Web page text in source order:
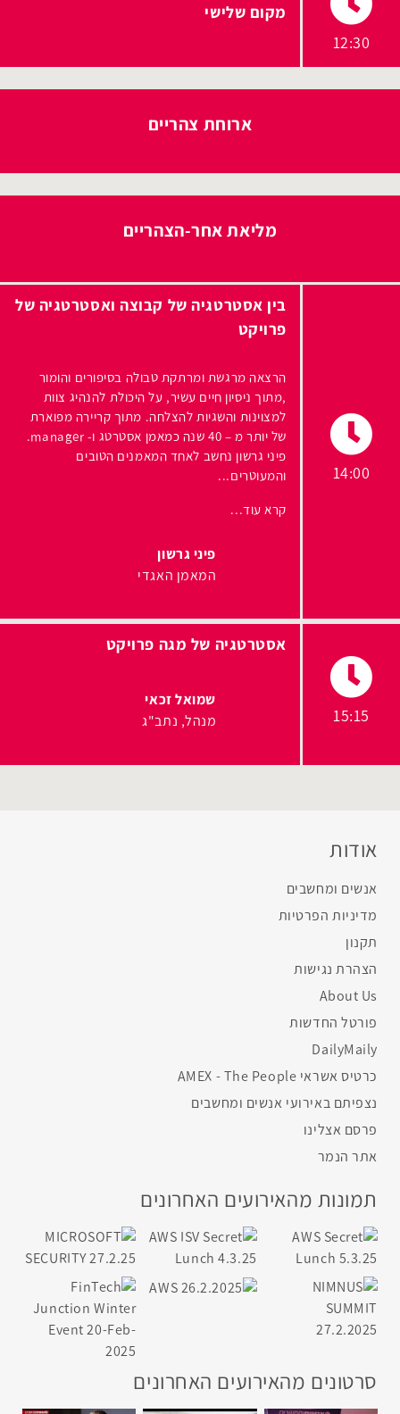
12:30
מקום שלישי
ארוחת צהריים
מליאת אחר-הצהריים
14:00
בין אסטרטגיה של קבוצה ואסטרטגיה של
פרויקט
הרצאה מרגשת ומרתקת טבולה בסיפורים והומור
,מתוך ניסיון חיים עשיר, על היכולת להנהיג צוות
למצוינות והשגיות להצלחה. מתוך קריירה מפוארת
של יותר מ – 40 שנה כמאמן אסטרטג ו- manager.
פיני גרשון נחשב לאחד המאמנים הטובים
והמעוטרים...
קרא עוד...
פיני גרשון
המאמן האגדי
15:15
אסטרטגיה של מגה פרויקט
שמואל זכאי
מנהל נתב"ג
אודות
אנשים ומחשבים
מדיניות הפרטיות
תקנון
הצהרת נגישות
About Us
פורטל החדשות
DailyMaily
כרטיס אשראי AMEX - The People
נצפיתם באירועי אנשים ומחשבים
פרסם אצלינו
אתר הנמר
תמונות מהאירועים האחרונים
סרטונים מהאירועים האחרונים